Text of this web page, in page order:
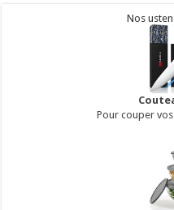
Nos
Pour couper